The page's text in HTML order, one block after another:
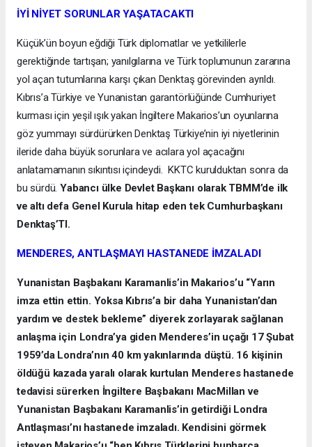
İYİ NİYET SORUNLAR YAŞATACAKTI
Küçük’ün boyun eğdiği Türk diplomatlar ve yetkililerle
gerektiğinde tartışan; yanılgılarına ve Türk toplumunun zararına
yol açan tutumlarına karşı çıkan Denktaş görevinden ayrıldı.
Kıbrıs’a Türkiye ve Yunanistan garantörlüğünde Cumhuriyet
kurması için yeşil ışık yakan İngiltere Makarios’un oyunlarına
göz yummayı sürdürürken Denktaş Türkiye’nin iyi niyetlerinin
ileride daha büyük sorunlara ve acılara yol açacağını
anlatamamanın sıkıntısı içindeydi. KKTC kurulduktan sonra da
bu sürdü.Yabancı ülke Devlet Başkanı olarak TBMM’de ilk
ve altı defa Genel Kurula hitap eden tek Cumhurbaşkanı
Denktaş’TI.
MENDERES, ANTLAŞMAYI HASTANEDE İMZALADI
Yunanistan Başbakanı Karamanlis’in Makarios’u “Yarın
imza ettin ettin. Yoksa Kıbrıs’a bir daha Yunanistan’dan
yardım ve destek bekleme” diyerek zorlayarak sağlanan
anlaşma için Londra’ya giden Menderes’in uçağı 17 Şubat
1959’da Londra’nın 40 km yakınlarında düştü. 16 kişinin
öldüğü kazada yaralı olarak kurtulan Menderes hastanede
tedavisi sürerken İngiltere Başbakanı MacMillan ve
Yunanistan Başbakanı Karamanlis’in getirdiği Londra
Antlaşması’nı hastanede imzaladı. Kendisini görmek